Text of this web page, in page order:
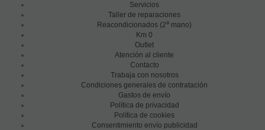
Servicios
Taller de reparaciones
Reacondicionados (2a mano)
Km 0
Outlet
Atención al cliente
Contacto
Trabaja con nosotros
Condiciones generales de contratación
Gastos de envío
Política de privacidad
Política de cookies
Consentimiento envío publicidad